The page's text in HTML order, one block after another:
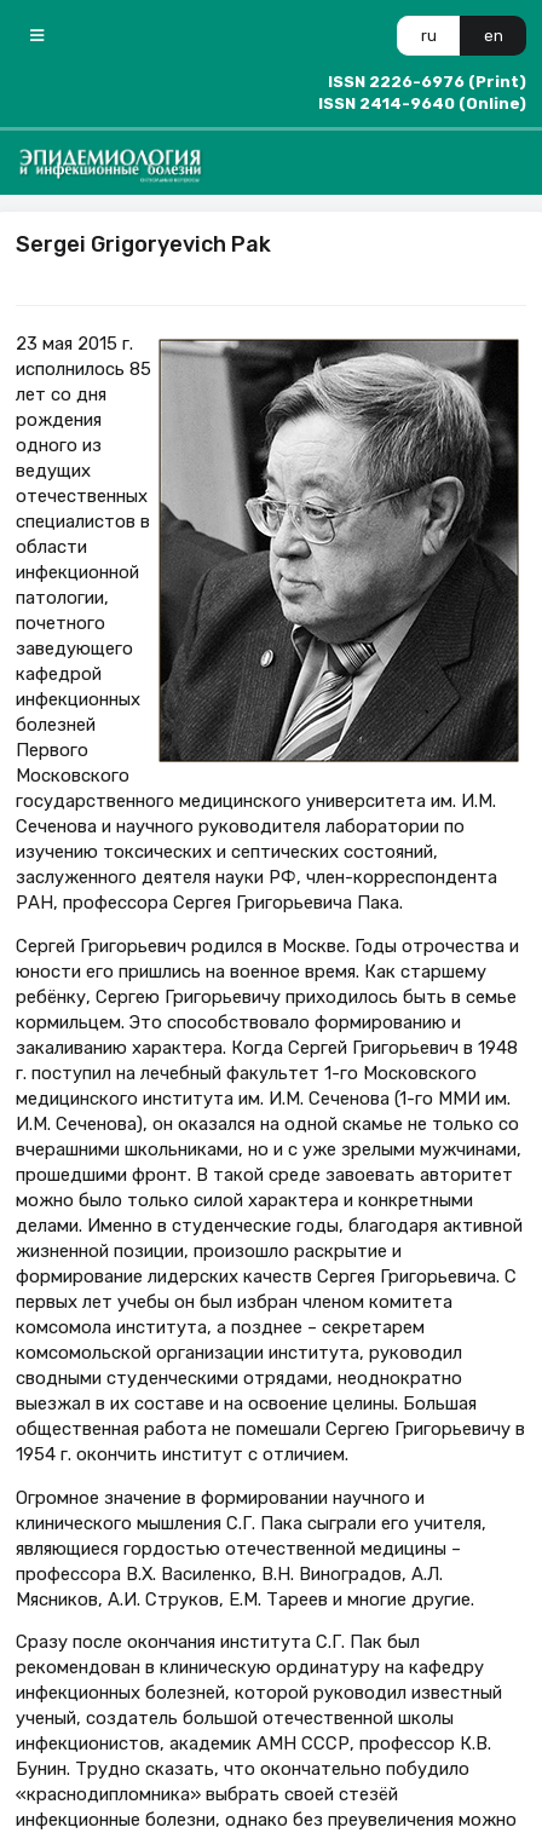
ru en
ISSN 2226-6976 (Print)
ISSN 2414-9640 (Online)
Sergei Grigoryevich Pak
23 мая 2015 г.
исполнилось 85
лет со дня
рождения
одного из
ведущих
отечественных
специалистов в
области
инфекционной
патологии,
почетного
заведующего
кафедрой
инфекционных
болезней
Первого
Московского
государственного медицинского университета им. И.М.
Сеченова и научного руководителя лаборатории по
изучению токсических и септических состояний,
заслуженного деятеля науки РФ, член-корреспондента
РАН, профессора Сергея Григорьевича Пака.
Сергей Григорьевич родился в Москве. Годы отрочества и
юности его пришлись на военное время. Как старшему
ребёнку, Сергею Григорьевичу приходилось быть в семье
кормильцем. Это способст­вовало формированию и
закаливанию характера. Когда Сергей Григорьевич в 1948
г. поступил на лечебный факультет 1-го Московского
медицинского института им. И.М. Сеченова (1-го ММИ им.
И.М. Сеченова), он оказался на одной скамье не только со
вчерашними школьниками, но и с уже зрелыми мужчинами,
прошедшими фронт. В такой среде завоевать авторитет
можно было только силой характера и конкретными
делами. Именно в студенческие годы, благодаря активной
жизненной позиции, произошло раскрытие и
формирование лидерских качеств Сергея Григорьевича. С
первых лет учебы он был избран членом комитета
комсомола института, а позднее – секретарем
комсомольской организации института, руководил
сводными студенческими отрядами, неоднократно
выезжал в их составе и на освоение целины. Большая
общественная работа не помешали Сергею Григорьевичу в
1954 г. окончить институт с отличием.
Огромное значение в формировании научного и
клинического мышления С.Г. Пака сыграли его учителя,
являющиеся гордостью отечественной медицины –
профессора В.Х. Василенко, В.Н. Виноградов, А.Л.
Мясников, А.И. Струков, Е.М. Тареев и многие другие.
Сразу после окончания института С.Г. Пак был
рекомендован в клиническую ординатуру на кафедру
инфекционных болезней, которой руководил известный
ученый, создатель большой отечественной школы
инфекционистов, академик АМН СССР, профессор К.В.
Бунин. Трудно сказать, что окончательно побудило
«краснодипломника» выбрать своей стезёй
инфекционные болезни, однако без преувеличения можно